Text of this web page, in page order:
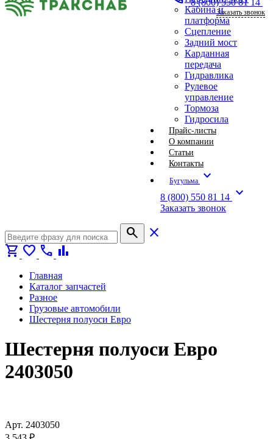
Кабина и
платформа
Сцепление
Задний мост
Карданная
передача
Гидравлика
Рулевое
управление
Тормоза
Гидросила
Прайс-листы
О компании
Статьи
Контакты
Бугульма expand_more
8 (800) 550 81 14 expand_more
Заказать звонок
Заказать звонок
search
close
shopping_cart favorite call bar_chart
Главная
Каталог запчастей
Разное
Грузовые автомобили
Шестерня полуоси Евро
Шестерня полуоси Евро
2403050
Арт. 2403050